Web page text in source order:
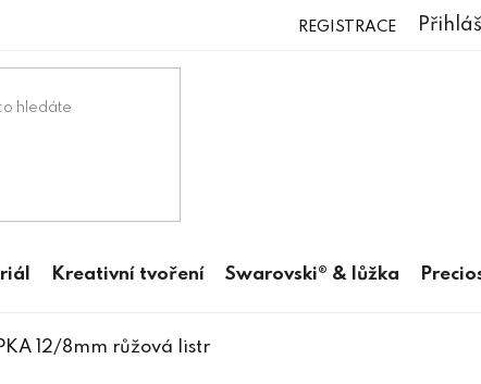
REGISTRACE
Kreativní tvoření Swarovski® & lůžka
12/8mm růžová listr